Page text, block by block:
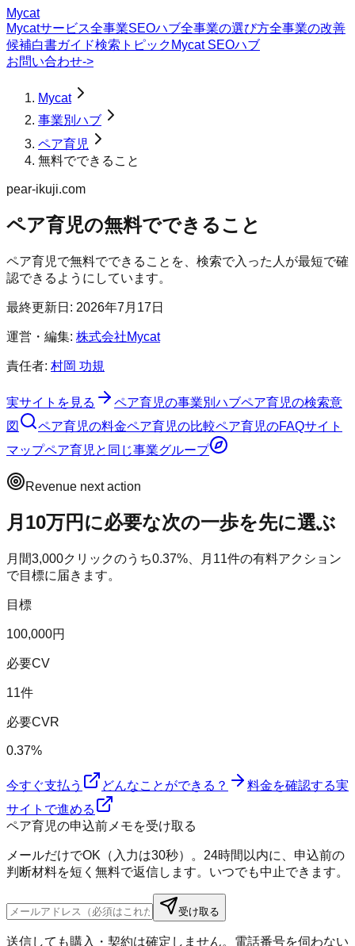
Mycat
Mycatサービス全事業SEOハブ全事業の選び方全事業の改善
候補白書ガイド検索トピック Mycat SEOハブ
お問い合わせ->
Mycat
事業別ハブ
ペア育児
無料でできること
pear-ikuji.com
ペア育児の無料でできること
ペア育児で無料でできることを、検索で入った人が最短で確
認できるようにしています。
最終更新日: 2026年7月17日
運営・編集: 株式会社Mycat
責任者: 村岡 功規
実サイトを見る ペア育児の事業別ハブペア育児の検索意
図
ペア育児の料金ペア育児の比較ペア育児のFAQサイト
マップペア育児 と同じ事業グループ
Revenue next action
月10万円に必要な次の一歩を先に選ぶ
月間3,000クリックのうち0.37%、月 11件の有料アクション
で目標に届きます。
目標
100,000円
必要CV
11件
必要CVR
0.37%
今すぐ支払う どんなことができる？ 料金を確認する実
サイトで進める
ペア育児の申込前メモを受け取る
メールだけでOK（入力は30秒）。24時間以内に、申込前の
判断材料を短く無料で返信します。いつでも中止できます。
受け取る
送信しても購入・契約は確定しません。電話番号を伺わない